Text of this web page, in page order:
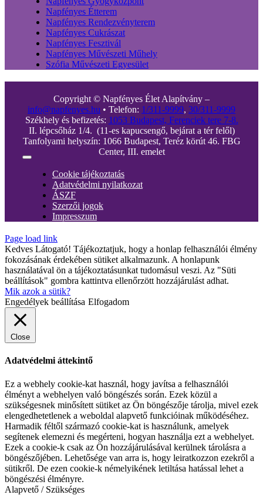
Napfényes Étterem
Napfényes Rendezvényterem
Napfényes Cukrászat
Napfényes Fesztivál
Napfényes Művészeti Műhely
Szófia Művészeti Egyesület
Copyright © Napfényes Élet Alapítvány –
info@napfenyes.hu • Telefon: 1/311-9999, 30/311-9999
Székhely és befizetés: 1053 Budapest, Ferenciek tere 7-8.
II. lépcsőház 1/4. (11-es kapucsengő, bejárat a tér felől)
Tanfolyami helyszín: 1066 Budapest, Teréz körút 46. FBG
Center, III. emelet
Toggle
NavigationCookie tájékoztatás
Adatvédelmi nyilatkozat
ÁSZF
Szerzői jogok
Impresszum
Page load link
Kedves Látogató! Tájékoztatjuk, hogy a honlap felhasználói élmény
fokozásának érdekében sütiket alkalmazunk. A honlapunk
használatával ön a tájékoztatásunkat tudomásul veszi. Az "Süti
beállítások" gombra kattintva ellenőrzött hozzájárulást adhat.
Mik azok a sütik?
Engedélyek beállítása Elfogadom
Close
Adatvédelmi áttekintő
Ez a webhely cookie-kat használ, hogy javítsa a felhasználói
élményt a webhelyen való böngészés során. Ezek közül a
szükségesnek minősített sütiket az Ön böngészője tárolja, mivel ezek
elengedhetetlenek a weboldal alapvető funkcióinak működéséhez.
Harmadik féltől származó cookie-kat is használunk, amelyek
segítenek elemezni és megérteni, hogyan használja ezt a webhelyet.
Ezek a cookie-k csak az Ön hozzájárulásával kerülnek tárolásra a
böngészőjében. Lehetősége van arra is, hogy leiratkozzon ezekről a
sütikről. De ezen cookie-k némelyikének letiltása hatással lehet a
böngészési élményre.
Alapvető / Szükséges